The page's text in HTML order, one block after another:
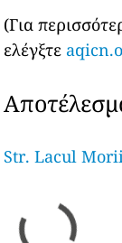
(Για
ελέγξτε
Str. Lacul